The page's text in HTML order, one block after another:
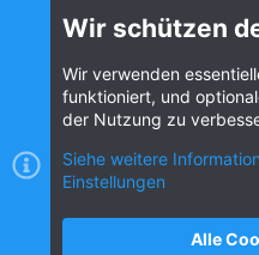
Wir schützen
Wir verwenden
funktioniert, und
der Nutzung zu
Siehe weitere
Einstellungen
Alle